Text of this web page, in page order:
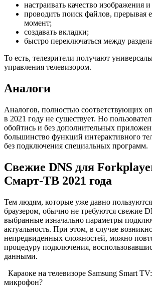
настраивать качество изображения
проводить поиск файлов, прерывая
момент;
создавать вкладки;
быстро переключаться между
То есть, телезрители получают
управления телевизором.
Аналоги
Аналогов, полностью соответствующих
в 2021 году не существует. Но
обойтись и без дополнительных
большинство функций интерактивного
без подключения специальных программ.
Свежие DNS для
Смарт-ТВ 2021 года
Тем людям, которые уже давно
браузером, обычно не требуются свежие
выбранные изначально параметры
актуальность. При этом, в случае
непредвиденных сложностей, можно
процедуру подключения,
данными.
Караоке на телевизоре Samsung Smart
микрофон?